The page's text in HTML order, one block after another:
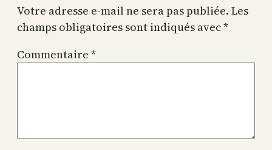
Votre adresse e-mail ne sera pas publiée. Les
champs obligatoires sont indiqués avec*
Commentaire *